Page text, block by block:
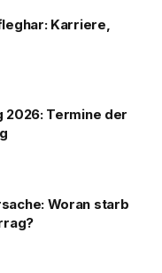
Karriere,
2026: Termine der
Woran starb